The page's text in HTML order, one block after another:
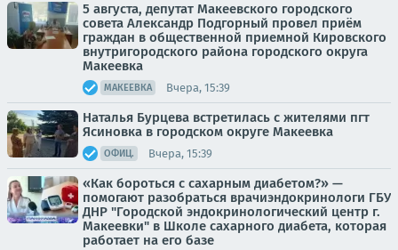
5 августа, депутат Макеевского городского
совета Александр Подгорный провел приём
граждан в общественной приемной Кировского
внутригородского района городского округа
Макеевка
МАКЕЕВКА Вчера, 15:39
Наталья Бурцева встретилась с жителями пгт
Ясиновка в городском округе Макеевка
ОФИЦ. Вчера, 15:39
«Как бороться с сахарным диабетом?» —
помогают разобраться врачиэндокринологи ГБУ
ДНР "Городской эндокринологический центр г.
Макеевки" в Школе сахарного диабета, которая
работает на его базе